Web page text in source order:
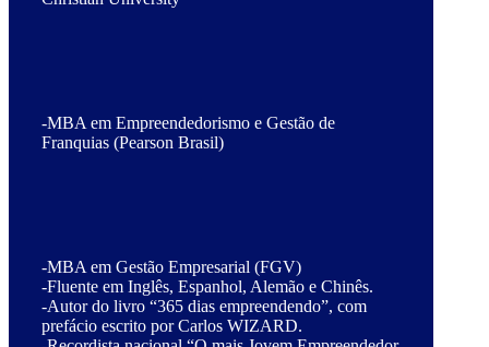
-MBA em Empreendedorismo e Gestão de
Franquias (Pearson Brasil)
-MBA em Gestão Empresarial (FGV)
-Fluente em Inglês, Espanhol, Alemão e Chinês.
-Autor do livro “365 dias empreendendo”, com
prefácio escrito por Carlos WIZARD.